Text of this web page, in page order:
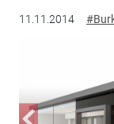
11.11.2014